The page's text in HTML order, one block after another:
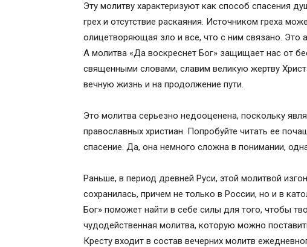
Эту молитву характеризуют как способ спасения
грех и отсутствие раскаяния. Источником греха
олицетворяющая зло и все, что с ним связано. Это
А молитва «Да воскреснет Бог» защищает нас от
священными словами, славим великую жертву
вечную жизнь и на продолжение пути.
Это молитва серьезно недооценена, поскольку
православных христиан. Попробуйте читать ее
спасение. Да, она немного сложна в понимании,
Раньше, в период древней Руси, этой молитвой
сохранилась, причем не только в России, но и в
Бог» поможет найти в себе силы для того, чтобы
чудодейственная молитва, которую можно
Кресту входит в состав вечерних молитв